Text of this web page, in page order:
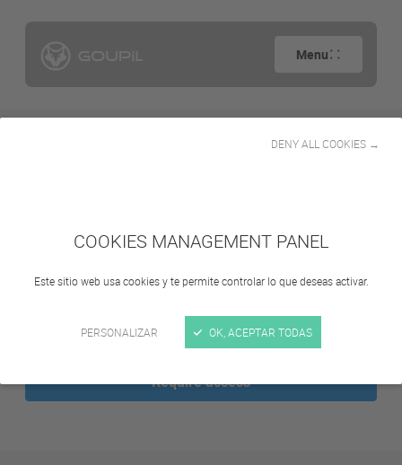
COOKIES MANAGEMENT PANEL
Este sitio web usa cookies y te permite controlar lo que deseas activar.
PERSONALIZAR
DENY ALL COOKIES →
OK, ACEPTAR TODAS
Menu
Sign in
Require access